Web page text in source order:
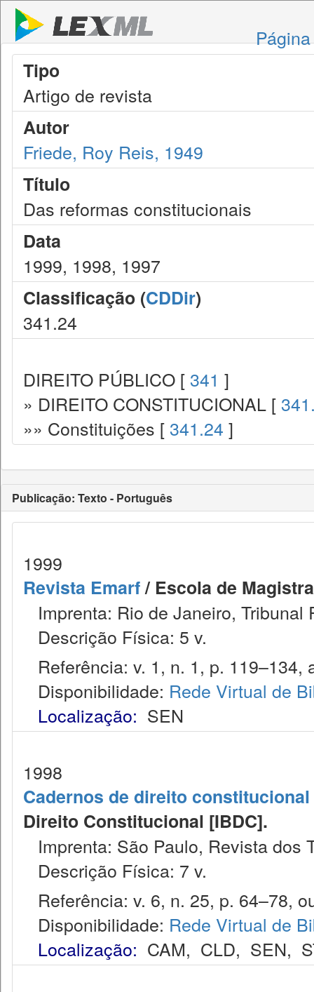
Tipo
Artigo de revista
Autor
Friede, Roy Reis, 1949
Título
Das reformas constitucionais
Data
1999, 1998, 1997
Classificação (CDDir)
341.24
DIREITO PÚBLICO [ 341 ]
» DIREITO CONSTITUCIONAL [
»» Constituições [ 341.24 ]
Publicação: Texto - Português
1999
Revista Emarf/ Escola de
Imprenta: Rio de Janeiro, Tribunal
Descrição Física: 5 v.
Referência: v. 1, n. 1, p. 119–134,
Disponibilidade: Rede Virtual de
Localização: SEN
1998
Cadernos de direito
Direito Constitucional [IBDC].
Imprenta: São Paulo, Revista dos
Descrição Física: 7 v.
Referência: v. 6, n. 25, p. 64–78,
Disponibilidade: Rede Virtual de
Localização: CAM, CLD, SEN,